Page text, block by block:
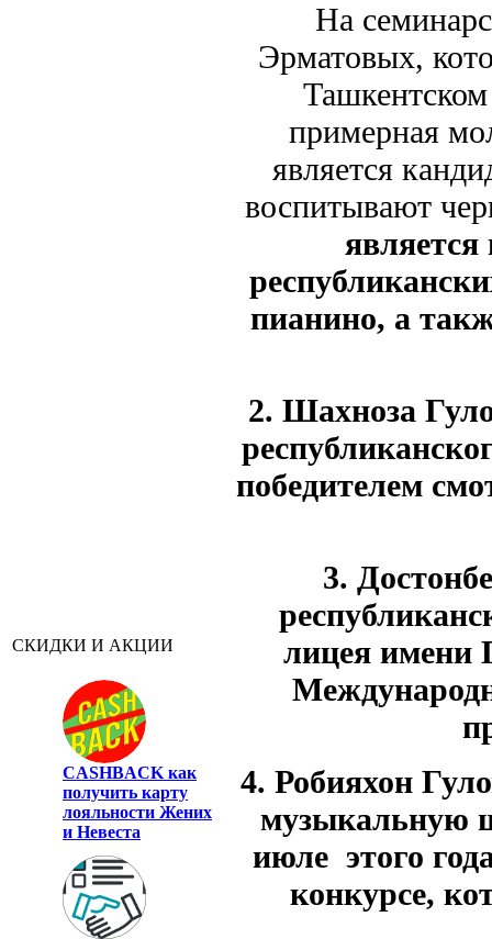
СКИДКИ И АКЦИИ
CASHBACK как
получить карту
лояльности Жених
и Невеста
На
Эрматовых,
примерная
является
воспитывают
пианино, а
2. Шахноза
победителем
3.
лицея имени
4. Робияхон
музыкальную
июле этого
конкурсе,